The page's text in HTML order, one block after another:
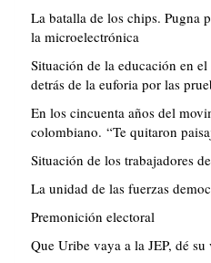
La batalla de los chips. Pugna
la microelectrónica
Situación de la educación en
detrás de la euforia por las
En los cincuenta años del
colombiano. “Te quitaron
Situación de los trabajadores
La unidad de las fuerzas
Premonición electoral
Que Uribe vaya a la JEP, dé